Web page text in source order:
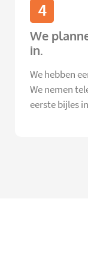
4
We
in.
We hebben
We nemen
eerste bijles